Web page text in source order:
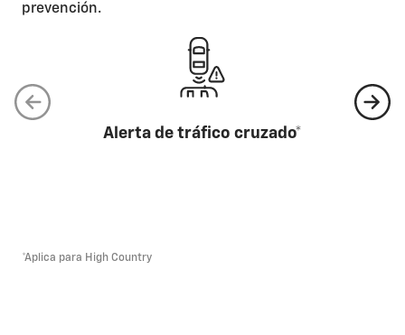
prevención.
Alerta de tráfico cruzado*
*Aplica para High Country